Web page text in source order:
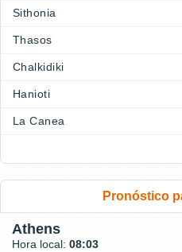
Sithonia
Thasos
Chalkidiki
Hanioti
La Canea
Pronóstico
Athens
Hora local: 08:03